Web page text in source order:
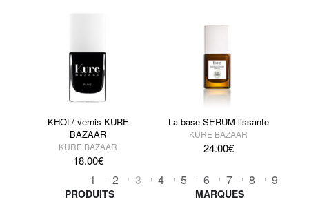
KHOL/ vernis KURE
BAZAAR
KURE BAZAAR
18.00€
La base SERUM lissante
KURE BAZAAR
24.00€
1 2 3 4 5 6 7 8 9
PRODUITS
MARQUES